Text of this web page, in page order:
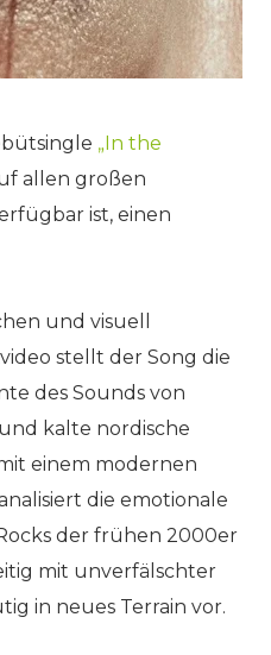
„In the
allen großen
ist, einen
und visuell
stellt der Song die
des Sounds von
kalte nordische
einem modernen
die emotionale
der frühen 2000er
mit unverfälschter
in neues Terrain vor.